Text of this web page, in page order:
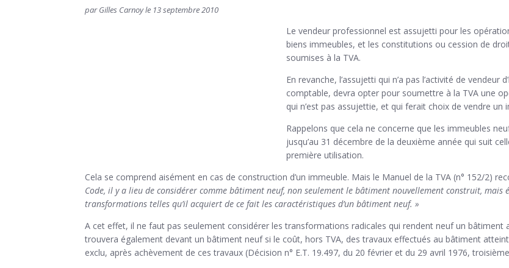
par Gilles Carnoy le 13 septembre 2010
Le vendeur professionnel est assujetti pour les
biens immeubles, et les constitutions ou cession de
soumises à la TVA.
En revanche, l’assujetti qui n’a pas l’activité de
comptable, devra opter pour soumettre à la TVA une
qui n’est pas assujettie, et qui ferait choix de vendre un
Rappelons que cela ne concerne que les immeubles
jusqu’au 31 décembre de la deuxième année qui suit
première utilisation.
Cela se comprend aisément en cas de construction d’un immeuble. Mais le Manuel de la TVA (n° 152/2)
Code, il y a lieu de considérer comme bâtiment neuf, non seulement le bâtiment nouvellement construit,
transformations telles qu’il acquiert de ce fait les caractéristiques d’un bâtiment neuf. »
A cet effet, il ne faut pas seulement considérer les transformations radicales qui rendent neuf un bâtiment
trouvera également devant un bâtiment neuf si le coût, hors TVA, des travaux effectués au bâtiment
exclu, après achèvement de ces travaux (Décision n° E.T. 19.497, du 20 février et du 29 avril 1976,